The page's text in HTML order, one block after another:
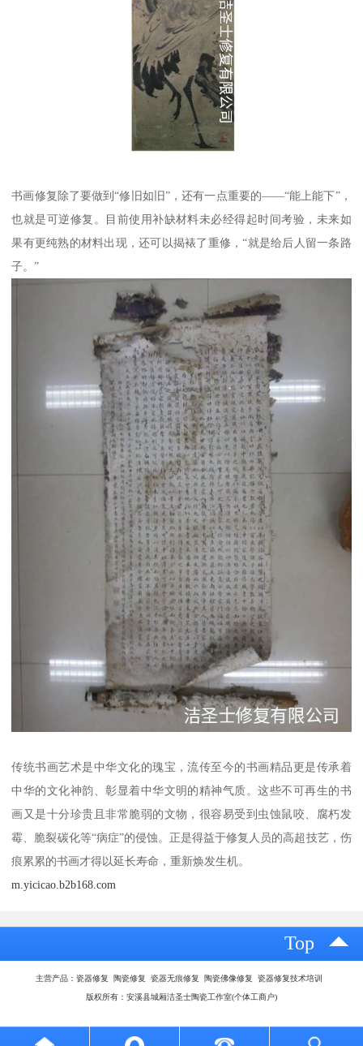
书画修复除了要做到“修旧如旧”，还有一点重要的——“能上能下”，
也就是可逆修复。目前使用补缺材料未必经得起时间考验，未来如
果有更纯熟的材料出现，还可以揭裱了重修，“就是给后人留一条路
子。”
传统书画艺术是中华文化的瑰宝，流传至今的书画精品更是传承着
中华的文化神韵、彰显着中华文明的精神气质。这些不可再生的书
画又是十分珍贵且非常脆弱的文物，很容易受到虫蚀鼠咬、腐朽发
霉、脆裂碳化等“病症”的侵蚀。正是得益于修复人员的高超技艺，伤
痕累累的书画才得以延长寿命，重新焕发生机。
m.yicicao.b2b168.com
Top
主营产品：瓷器修复 陶瓷修复 瓷器无痕修复 陶瓷佛像修复 瓷器修复技术培训
版权所有：安溪县城厢洁圣士陶瓷工作室(个体工商户)